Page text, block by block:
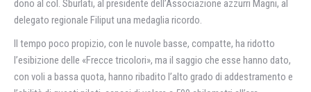
dono al col. Sburlati, al presidente dell’Associazione azzurri Magni, al
delegato regionale Filiput una medaglia ricordo.
Il tempo poco propizio, con le nuvole basse, compatte, ha ridotto
l’esibizione delle «Frecce tricolori», ma il saggio che esse hanno dato,
con voli a bassa quota, hanno ribadito l’alto grado di addestramento e